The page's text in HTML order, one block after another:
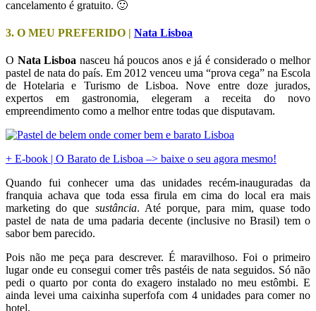
cancelamento é gratuito. 🙂
3. O MEU PREFERIDO | Nata Lisboa
O Nata Lisboa nasceu há poucos anos e já é considerado o melhor
pastel de nata do país. Em 2012 venceu uma “prova cega” na Escola
de Hotelaria e Turismo de Lisboa. Nove entre doze jurados,
expertos em gastronomia, elegeram a receita do novo
empreendimento como a melhor entre todas que disputavam.
+ E-book | O Barato de Lisboa –> baixe o seu agora mesmo!
Quando fui conhecer uma das unidades recém-inauguradas da
franquia achava que toda essa firula em cima do local era mais
marketing do que sustância. Até porque, para mim, quase todo
pastel de nata de uma padaria decente (inclusive no Brasil) tem o
sabor bem parecido.
Pois não me peça para descrever. É maravilhoso. Foi o primeiro
lugar onde eu consegui comer três pastéis de nata seguidos. Só não
pedi o quarto por conta do exagero instalado no meu estômbi. E
ainda levei uma caixinha superfofa com 4 unidades para comer no
hotel.